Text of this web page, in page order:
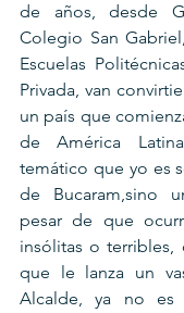
de años, desde
Colegio San
Escuelas
Privada, van
un país que
de América
temático que yo es
de Bucaram,sino
pesar de que
insólitas o terribles,
que le lanza un
Alcalde, ya no